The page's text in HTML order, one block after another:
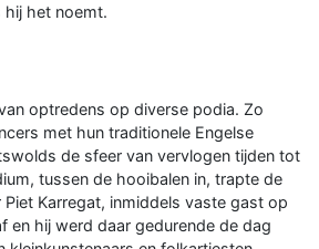
hij het noemt.
optredens op diverse podia. Zo
met hun traditionele Engelse
de sfeer van vervlogen tijden tot
tussen de hooibalen in, trapte de
Karregat, inmiddels vaste gast op
en hij werd daar gedurende de dag